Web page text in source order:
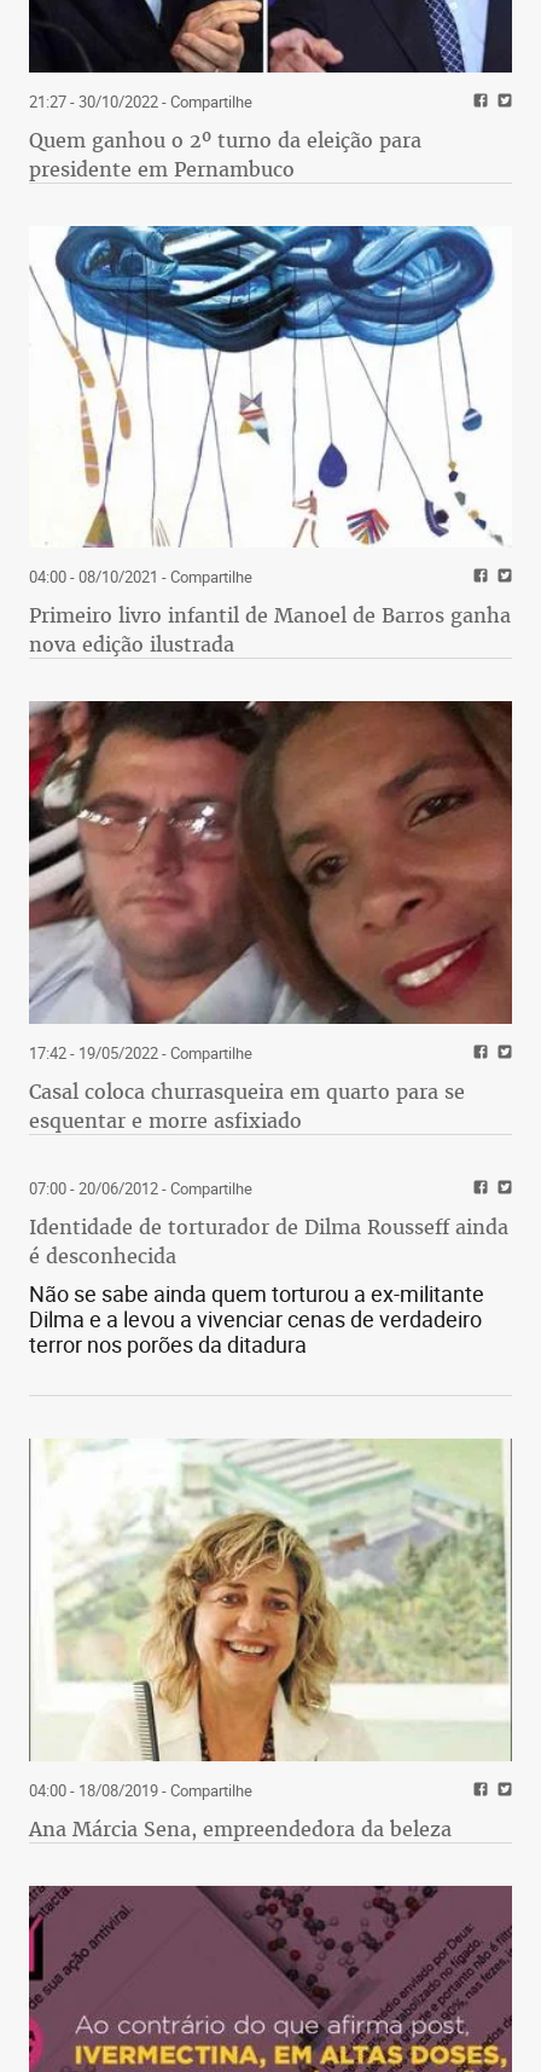
21:27 - 30/10/2022- Compartilhe
Quem ganhou o 2º turno da eleição para
presidente em Pernambuco
04:00 - 08/10/2021 - Compartilhe
Primeiro livro infantil de Manoel de Barros ganha
nova edição ilustrada
17:42 - 19/05/2022- Compartilhe
Casal coloca churrasqueira em quarto para se
esquentar e morre asfixiado
07:00 - 20/06/2012- Compartilhe
Identidade de torturador de Dilma Rousseff ainda
é desconhecida
Não se sabe ainda quem torturou a ex-militante
Dilma e a levou a vivenciar cenas de verdadeiro
terror nos porões da ditadura
04:00 - 18/08/2019- Compartilhe
Ana Márcia Sena, empreendedora da beleza